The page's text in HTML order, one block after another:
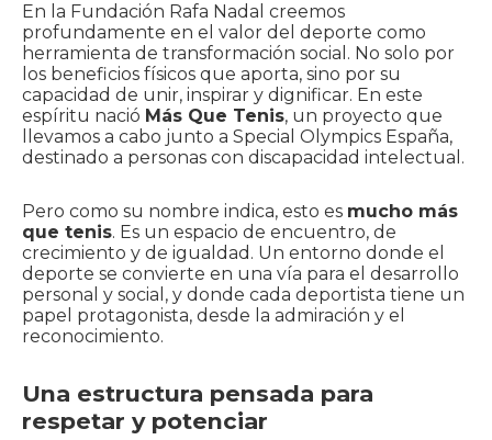
En la Fundación Rafa Nadal creemos
profundamente en el valor del deporte como
herramienta de transformación social. No solo por
los beneficios físicos que aporta, sino por su
capacidad de unir, inspirar y dignificar. En este
espíritu nació Más Que Tenis, un proyecto que
llevamos a cabo junto a Special Olympics España,
destinado a personas con discapacidad intelectual.
Pero como su nombre indica, esto es mucho más
que tenis. Es un espacio de encuentro, de
crecimiento y de igualdad. Un entorno donde el
deporte se convierte en una vía para el desarrollo
personal y social, y donde cada deportista tiene un
papel protagonista, desde la admiración y el
reconocimiento.
Una estructura pensada para
respetar y potenciar